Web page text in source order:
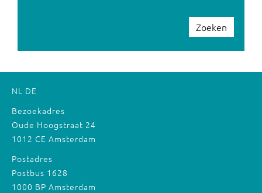
Zoeken
NL DE
Bezoekadres
Oude Hoogstraat 24
1012 CE Amsterdam
Postadres
Postbus 1628
1000 BP Amsterdam